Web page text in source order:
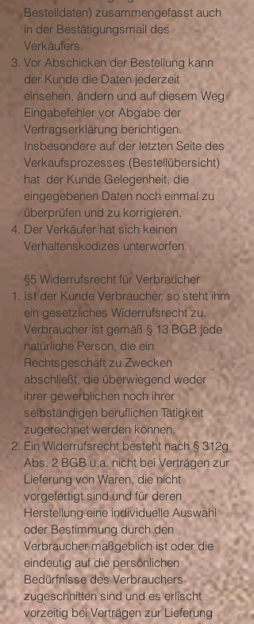
Bestelldaten) zusammengefasst auch
in der Bestätigungsmail des
Verkäufers.
Vor Abschicken der Bestellung kann
der Kunde die Daten jederzeit
einsehen, ändern und auf diesem Weg
Eingabefehler vor Abgabe der
Vertragserklärung berichtigen.
Insbesondere auf der letzten Seite des
Verkaufsprozesses (Bestellübersicht)
hat der Kunde Gelegenheit, die
eingegebenen Daten noch einmal zu
überprüfen und zu korrigieren.
Der Verkäufer hat sich keinen
Verhaltenskodizes unterworfen.
§5 Widerrufsrecht für Verbraucher
Ist der Kunde Verbraucher, so steht ihm
ein gesetzliches Widerrufsrecht zu.
Verbraucher ist gemäß § 13 BGB jede
natürliche Person, die ein
Rechtsgeschäft zu Zwecken
abschließt, die überwiegend weder
ihrer gewerblichen noch ihrer
selbständigen beruflichen Tätigkeit
zugerechnet werden können.
Ein Widerrufsrecht besteht nach § 312g
Abs. 2 BGB u.a. nicht bei Verträgen zur
Lieferung von Waren, die nicht
vorgefertigt sind und für deren
Herstellung eine individuelle Auswahl
oder Bestimmung durch den
Verbraucher maßgeblich ist oder die
eindeutig auf die persönlichen
Bedürfnisse des Verbrauchers
zugeschnitten sind und es erlischt
vorzeitig bei Verträgen zur Lieferung